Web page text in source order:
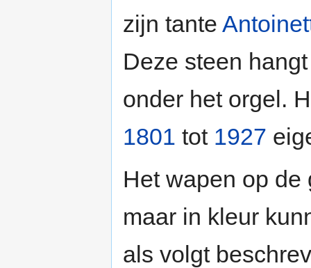
zijn tante
Deze steen
onder het orgel.
1801 tot 1927
Het wapen op
maar in kleur
als volgt